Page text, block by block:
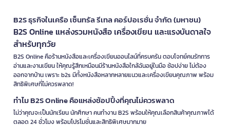
B2S ธุรกิจในเครือ เซ็นทรัล รีเทล คอร์ปอเรชั่น จำกัด (มหาชน)
B2S Online แหล่งรวมหนังสือ เครื่องเขียน และแรงบันดาลใจ
สำหรับทุกวัย
B2S Online คือร้านหนังสือและเครื่องเขียนออนไลน์ที่ครบครัน ตอบโจทย์คนรักการ
อ่านและงานเขียน ให้คุณรู้สึกเหมือนมีร้านหนังสือใกล้ฉันอยู่ในมือ ช้อปง่าย ไม่ต้อง
ออกจากบ้าน เพราะ b2s มีทั้งหนังสือหลากหลายแนวและเครื่องเขียนคุณภาพ พร้อม
สิทธิพิเศษที่ไม่ควรพลาด!
ทำไม B2S Online คือแหล่งช้อปปิ้งที่คุณไม่ควรพลาด
ไม่ว่าคุณจะเป็นนักเรียน นักศึกษา คนทำงาน B2S พร้อมให้คุณเลือกสินค้าคุณภาพได้
ตลอด 24 ชั่วโมง พร้อมโปรโมชั่นและสิทธิพิเศษมากมาย